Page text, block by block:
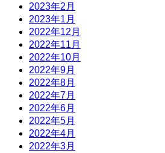
2023年2月
2023年1月
2022年12月
2022年11月
2022年10月
2022年9月
2022年8月
2022年7月
2022年6月
2022年5月
2022年4月
2022年3月